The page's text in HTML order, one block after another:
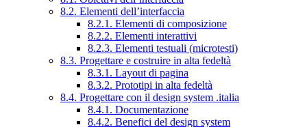
8.2. Elementi dell’interfaccia
8.2.1. Elementi di composizione
8.2.2. Elementi interattivi
8.2.3. Elementi testuali (microtesti)
8.3. Progettare e costruire in alta fedeltà
8.3.1. Layout di pagina
8.3.2. Prototipi in alta fedeltà
8.4. Progettare con il design system .italia
8.4.1. Documentazione
8.4.2. Benefici del design system